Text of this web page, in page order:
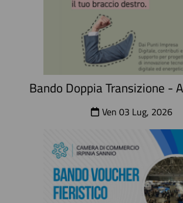
Bando Doppia Transizione -
Ven 03 Lug, 2026